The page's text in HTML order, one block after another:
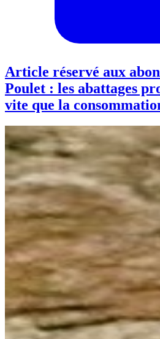
Article réservé aux
Poulet : les abattages
vite que la